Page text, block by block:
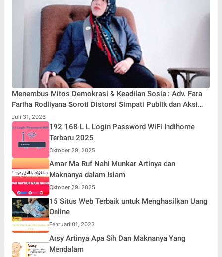
Menembus Mitos Demokrasi & Keadilan Sosial: Adv. Fara
Fariha Rodliyana Soroti Distorsi Simpati Publik dan Aksi
Main Hakim Sendiri
Juli 31, 2026
192 168 L L Login Password WiFi Indihome
Terbaru 2025
Oktober 29, 2025
Amar Ma Ruf Nahi Munkar Artinya dan
Maknanya dalam Islam
Oktober 29, 2025
15 Situs Web Terbaik untuk Menghasilkan Uang
Online
Februari 01, 2023
Arsy Artinya Apa Sih Dan Maknanya Yang
Mendalam